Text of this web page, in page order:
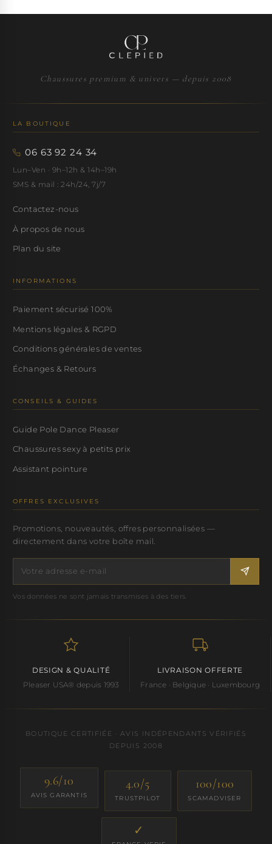
Chaussures premium & univers — depuis 2008
LA BOUTIQUE
06 63 92 24 34
Lun–Ven · 9h–12h & 14h–19h
SMS & mail : 24h/24, 7j/7
Contactez-nous
À propos de nous
Plan du site
INFORMATIONS
Paiement sécurisé 100%
Mentions légales & RGPD
Conditions générales de ventes
Échanges & Retours
CONSEILS & GUIDES
Guide Pole Dance Pleaser
Chaussures sexy à petits prix
Assistant pointure
OFFRES EXCLUSIVES
Promotions, nouveautés, offres personnalisées —
directement dans votre boîte mail.
Vos données ne sont jamais transmises à des tiers.
DESIGN & QUALITÉ
Pleaser USA® depuis 1993
LIVRAISON OFFERTE
France · Belgique · Luxembourg
BOUTIQUE CERTIFIÉE · AVIS INDÉPENDANTS VÉRIFIÉS
DEPUIS 2008
9.6/10
AVIS GARANTIS
4.0/5
TRUSTPILOT
100/100
SCAMADVISER
✓